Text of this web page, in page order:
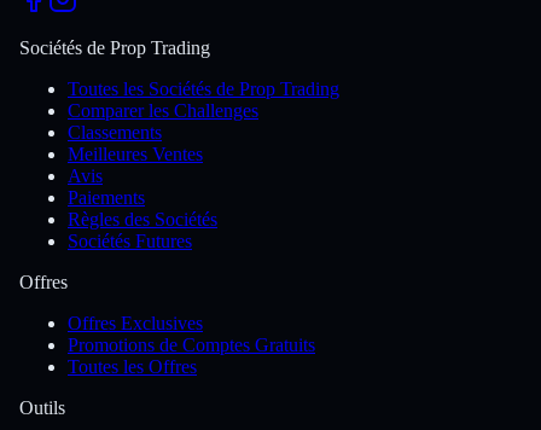
Sociétés de Prop Trading
Toutes les Sociétés de Prop Trading
Comparer les Challenges
Classements
Meilleures Ventes
Avis
Paiements
Règles des Sociétés
Sociétés Futures
Offres
Offres Exclusives
Promotions de Comptes Gratuits
Toutes les Offres
Outils